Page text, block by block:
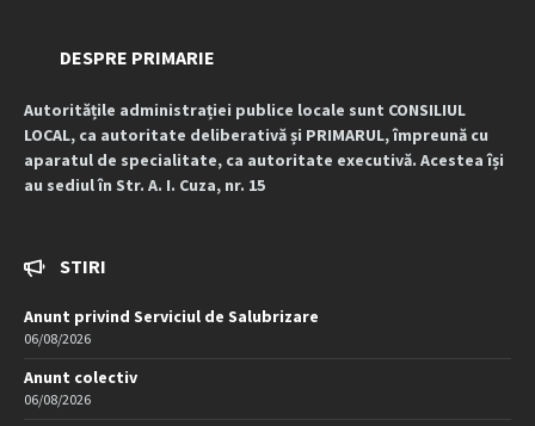
DESPRE PRIMARIE
Autoritățile administrației publice locale sunt CONSILIUL
LOCAL, ca autoritate deliberativă și PRIMARUL, împreună cu
aparatul de specialitate, ca autoritate executivă. Acestea își
au sediul în Str. A. I. Cuza, nr. 15
STIRI
Anunt privind Serviciul de Salubrizare
06/08/2026
Anunt colectiv
06/08/2026